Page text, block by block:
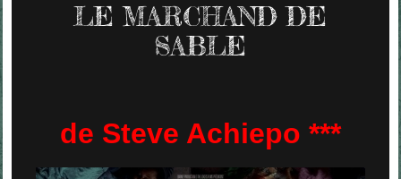
LE MARCHAND DE
SABLE
de Steve Achiepo ***